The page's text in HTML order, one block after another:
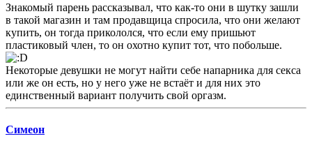
Знакомый парень рассказывал, что как-то они в шутку зашли
в такой магазин и там продавщица спросила, что они желают
купить, он тогда прикололся, что если ему пришьют
пластиковый член, то он охотно купит тот, что побольше.
Некоторые девушки не могут найти себе напарника для секса
или же он есть, но у него уже не встаёт и для них это
единственный вариант получить свой оргазм.
Симеон